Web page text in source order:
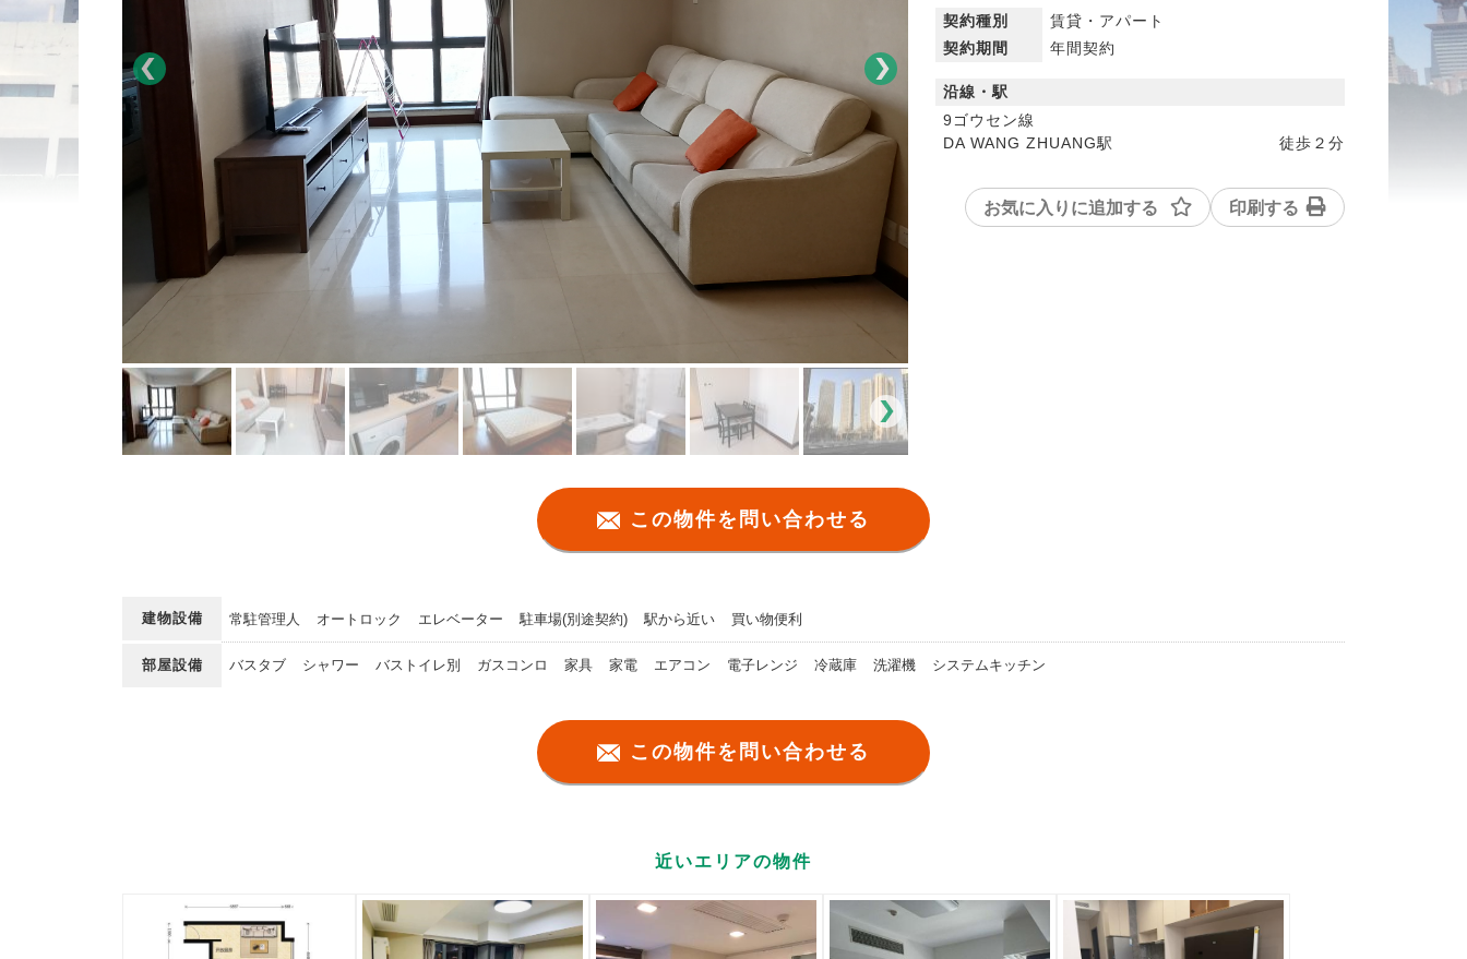
契約種別
賃貸・アパート
契約期間
年間契約
沿線・駅
9ゴウセン線
DA WANG ZHUANG駅
徒歩 ２分
お気に入りに追加する 印刷する
この物件を問い合わせる
建物設備 常駐管理人 オートロック エレベーター 駐車場(別途契約) 駅から近い 買い物便利
部屋設備 バスタブ シャワー バストイレ別 ガスコンロ 家具 家電 エアコン 電子レンジ 冷蔵庫 洗濯機 システムキッチン
この物件を問い合わせる
近いエリアの物件